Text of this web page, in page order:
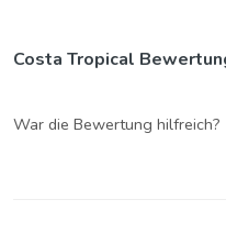
Costa Tropical
War die Bewertung hilfreich?